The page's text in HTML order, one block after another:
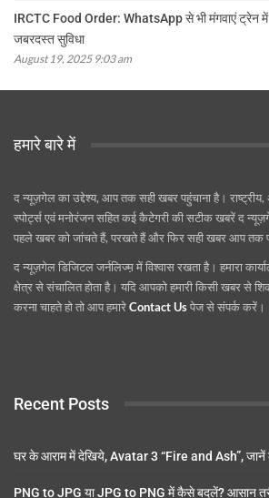
IRCTC Food Order: WhatsApp से भी मंगवाएं ट्रेन
जबरदस्त सुविधा
August 19, 2025 9:03 am
हमारे बारे में
द न्यूज़गेल का उद्देश्य, आप तक सही खबर पहुंचाना है। राष्ट्रीय,
स्पोर्ट्स एवं मनोरंजन सहित कई कैटेगरी की सटीक खबरें द
पहले खबर को जांचते हैं, परखते हैं और फिर सही खबर आप तक
द न्यूज़गेल डिजिटल जर्नलिज्म़ में विश्वास रखता है। हमारा
क्षेत्र से संचालित होता है। यदि आपको हमारी किसी खबर से
करना चाहते हो तो आप हमारेContact Usपेज से संपर्क करें।
Recent Posts
घर के आराम में देखिये, Avatar 3 “Fire and Ash”, जानें
PNG to JPG या JPG to PNG में कैसे बदलें? आसान